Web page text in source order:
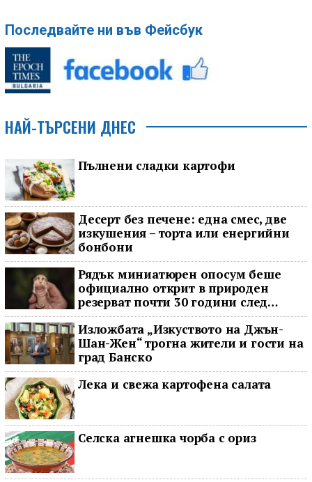
Последвайте ни във Фейсбук
НАЙ-ТЪРСЕНИ ДНЕС
Пълнени сладки картофи
Десерт без печене: една смес, две
изкушения – торта или енергийни
бонбони
Рядък миниатюрен опосум беше
официално открит в природен
резерват почти 30 години след
последното му наблюдение
Изложбата „Изкуството на Джън-
Шан-Жен“ трогна жители и гости на
град Банско
Лека и свежа картофена салата
Селска агнешка чорба с ориз